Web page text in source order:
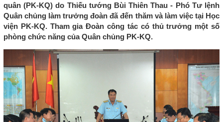
quân (PK-KQ) do Thiếu tướng Bùi Thiên Thau - Phó Tư lệnh
Quân chủng làm trưởng đoàn đã đến thăm và làm việc tại Học
viện PK-KQ. Tham gia Đoàn công tác có thủ trưởng một số
phòng chức năng của Quân chủng PK-KQ.